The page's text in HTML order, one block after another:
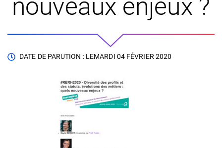
nouveaux enjeux ?
DATE DE PARUTION : LEMARDI 04 FÉVRIER 2020